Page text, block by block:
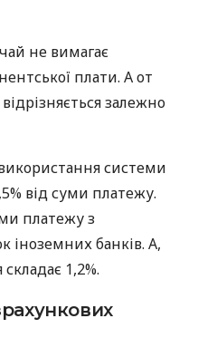
не вимагає
плати. А от
залежно
системи
від суми платежу.
платежу з
іноземних банків. А,
1,2%.